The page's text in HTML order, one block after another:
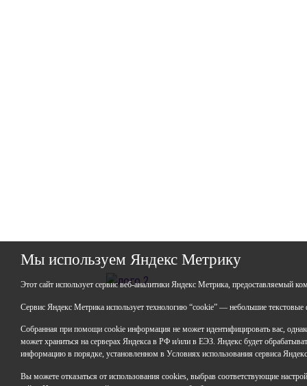
Мы используем Яндекс Метрику
Этот сайт использует сервис веб-аналитики Яндекс Метрика,
Сервис Яндекс Метрика использует технологию “cookie” — небольшие
Собранная при помощи cookie информация не может идентифицировать вас,
может храниться на серверах Яндекса в РФ и/или в ЕЭЗ. Яндекс будет
информацию в порядке, установленном в Условиях использования сервиса
Вы можете отказаться от использования cookies, выбрав соответствующие